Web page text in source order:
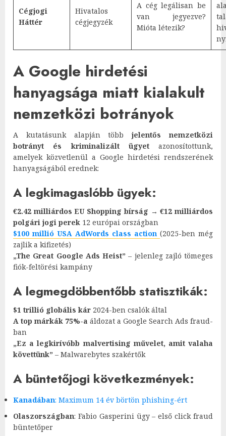
Cégjogi
Háttér
Hivatalos
cégjegyzék
A cég legálisan be
van jegyezve?
Mióta létezik?
A Google hirdetési
hanyagsága miatt kialakult
nemzetközi botrányok
A kutatásunk alapján több jelentős nemzetközi
botrányt és kriminalizált ügyetazonosítottunk,
amelyek közvetlenül a Google hirdetési rendszerének
hanyagságából erednek:
A legkimagaslóbb ügyek:
€2.42 milliárdos EU Shopping bírság →€12 milliárdos
polgári jogi perek 12 európai országban
$100 millió USA AdWords class action (2025-ben még
zajlik a kifizetés)
„The Great Google Ads Heist” – jelenleg zajló tömeges
fiók-feltörési kampány
A legmegdöbbentőbb statisztikák:
$1 trillió globális kár 2024-ben csalók által
A top márkák 75%-a áldozat a Google Search Ads fraud-
ban
„Ez a legkirívóbb malvertising művelet, amit valaha
követtünk” – Malwarebytes szakértők
A büntetőjogi következmények:
Kanadában: Maximum 14 év börtön phishing-ért
Olaszországban: Fabio Gasperini ügy – első click fraud
büntetőper